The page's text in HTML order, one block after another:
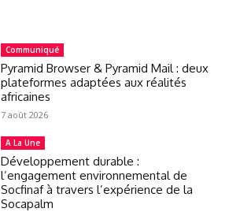
Communiqué
Pyramid Browser & Pyramid Mail : deux
plateformes adaptées aux réalités
africaines
7 août 2026
A La Une
Développement durable :
l’engagement environnemental de
Socfinaf à travers l’expérience de la
Socapalm